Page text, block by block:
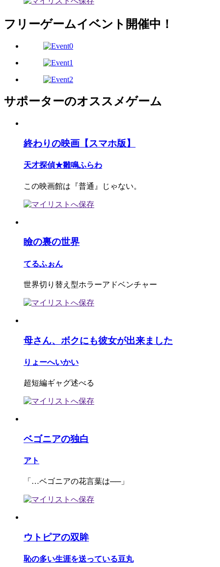
フリーゲームイベント開催中！
サポーターのオススメゲーム
終わりの映画【スマホ版】
天才探偵★雛鳴ふらわ
この映画館は『普通』じゃない。
瞼の裏の世界
てるふぉん
世界切り替え型ホラーアドベンチャー
母さん、ボクにも彼女が出来ました
りょーへいかい
超短編ギャグ述べる
ベゴニアの独白
アト
「…ベゴニアの花言葉は──」
ウトピアの双眸
恥の多い生涯を送っている豆丸